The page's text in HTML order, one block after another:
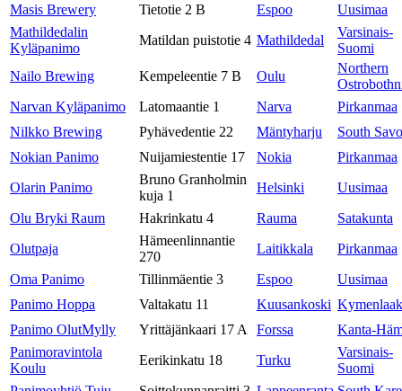
Masis Brewery
Tietotie 2 B Espoo
Uusimaa
Mathildedalin
Kyläpanimo
Matildan puistotie 4 Mathildedal
Varsinais-
Suomi
Nailo Brewing
Kempeleentie 7 B Oulu
Northern
Narvan Kyläpanimo
Latomaantie 1 Narva
Pirkanmaa
Nilkko Brewing
Pyhävedentie 22 Mäntyharju
South Savo
Nokian Panimo
Nuijamiestentie 17 Nokia
Pirkanmaa
Olarin Panimo
Bruno Granholmin
kuja 1
Helsinki
Uusimaa
Olu Bryki Raum
Hakrinkatu 4 Rauma
Satakunta
Olutpaja
Hämeenlinnantie
270
Laitikkala
Pirkanmaa
Oma Panimo
Tillinmäentie 3 Espoo
Uusimaa
Panimo Hoppa
Valtakatu 11 Kuusankoski
Panimo OlutMylly
Yrittäjänkaari 17 A Forssa
Kanta-
Panimoravintola
Koulu
Eerikinkatu 18 Turku
Varsinais-
Suomi